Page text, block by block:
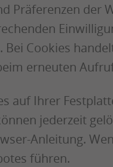
Präferenzen
Cookies
erneuten
auf Ihrer
jederzeit
Anleitung.
führen.